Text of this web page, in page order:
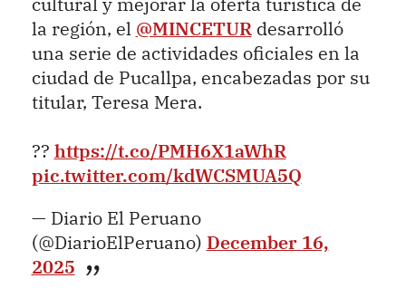
la región, el @MINCETURdesarrolló
una serie de actividades oficiales en la
ciudad de Pucallpa, encabezadas por su
titular, Teresa Mera.
?? https://t.co/PMH6X1aWhR
pic.twitter.com/kdWCSMUA5Q
— Diario El Peruano
(@DiarioElPeruano) December 16,
2025